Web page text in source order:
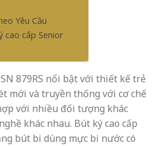
Yêu Cầu
cao cấp Senior
879RS nổi bật với thiết kế trẻ
mới và truyền thống với cơ chế
với nhiều đối tượng khác
khác nhau. Bút ký cao cấp
bút bi dùng mực bi nước có